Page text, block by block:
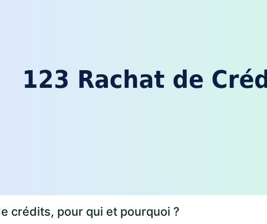
crédits, pour qui et pourquoi ?